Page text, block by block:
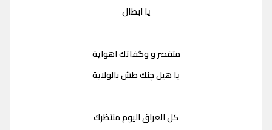
يا ابطال
متقصر و وگفاتك اهواية
يا هيل چنك طش بالولاية
كل العراق اليوم منتظرك